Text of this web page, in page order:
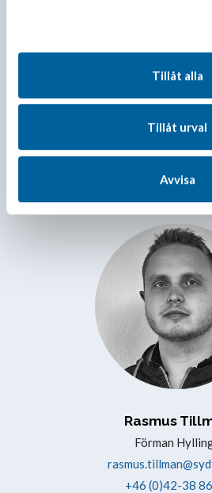
Tillåt alla
Tillåt urval
Avvisa
Anna
+46 (0)42-38 86
Rasmus
Förman
+46 (0)42-38